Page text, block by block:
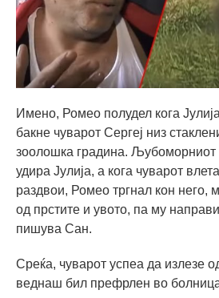
Имено, Ромео полудел кога
бакне чуварот Сергеј низ
зоолошка градина. Љубоморниот
удира Јулија, а кога чуварот
раздвои, Ромео тргнал кон него,
од прстите и увото, па му
пишува Сан.
Среќа, чуварот успеа да излезе
веднаш бил префрлен во